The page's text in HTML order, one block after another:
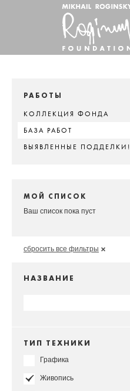
РАБОТЫ
КОЛЛЕКЦИЯ ФОНДА
БАЗА РАБОТ
ВЫЯВЛЕННЫЕ ПОДДЕЛКИ!
МОЙ СПИСОК
Ваш список пока пуст
сбросить все фильтры
НАЗВАНИЕ
ТИП ТЕХНИКИ
Графика
Живопись